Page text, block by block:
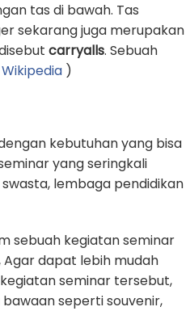
tas di bawah. Tas
sekarang juga merupakan
carryalls. Sebuah
Wikipedia )
kebutuhan yang bisa
yang seringkali
lembaga pendidikan
sebuah kegiatan seminar
dapat lebih mudah
seminar tersebut,
seperti souvenir,